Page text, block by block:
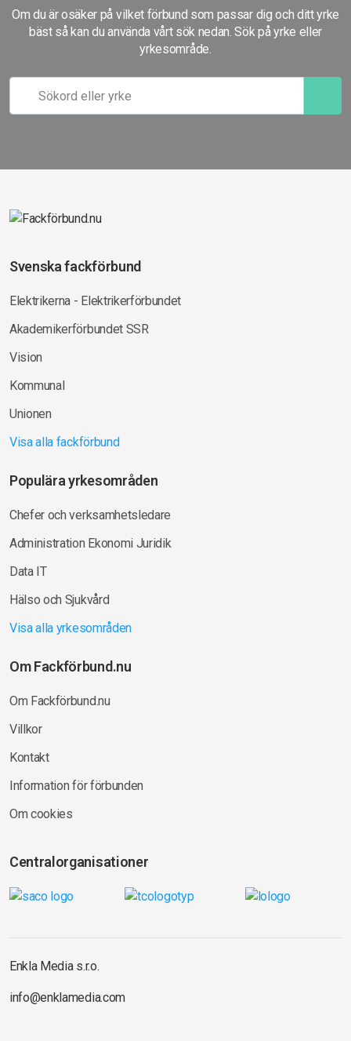
Om du är osäker på vilket förbund som passar dig och ditt yrke
bäst så kan du använda vårt sök nedan. Sök på yrke eller
yrkesområde.
Svenska fackförbund
Elektrikerna - Elektrikerförbundet
Akademikerförbundet SSR
Vision
Kommunal
Unionen
Visa alla fackförbund
Populära yrkesområden
Chefer och verksamhetsledare
Administration Ekonomi Juridik
Data IT
Hälso och Sjukvård
Visa alla yrkesområden
Om Fackförbund.nu
Om Fackförbund.nu
Villkor
Kontakt
Information för förbunden
Om cookies
Centralorganisationer
Enkla Media s.r.o.
info@enklamedia.com